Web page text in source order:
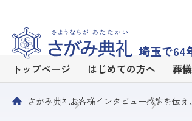
埼玉で64
トップページ はじめての方へ 葬
さがみ典礼お客様インタビュー感謝を伝え